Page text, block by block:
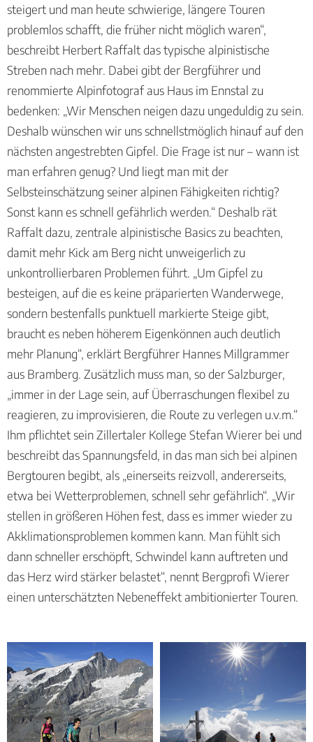
steigert und man heute schwierige, längere Touren
problemlos schafft, die früher nicht möglich waren“,
beschreibt Herbert Raffalt das typische alpinistische
Streben nach mehr. Dabei gibt der Bergführer und
renommierte Alpinfotograf aus Haus im Ennstal zu
bedenken: „Wir Menschen neigen dazu ungeduldig zu sein.
Deshalb wünschen wir uns schnellstmöglich hinauf auf den
nächsten angestrebten Gipfel. Die Frage ist nur – wann ist
man erfahren genug? Und liegt man mit der
Selbsteinschätzung seiner alpinen Fähigkeiten richtig?
Sonst kann es schnell gefährlich werden.“ Deshalb rät
Raffalt dazu, zentrale alpinistische Basics zu beachten,
damit mehr Kick am Berg nicht unweigerlich zu
unkontrollierbaren Problemen führt. „Um Gipfel zu
besteigen, auf die es keine präparierten Wanderwege,
sondern bestenfalls punktuell markierte Steige gibt,
braucht es neben höherem Eigenkönnen auch deutlich
mehr Planung“, erklärt Bergführer Hannes Millgrammer
aus Bramberg. Zusätzlich muss man, so der Salzburger,
„immer in der Lage sein, auf Überraschungen flexibel zu
reagieren, zu improvisieren, die Route zu verlegen u.v.m.“
Ihm pflichtet sein Zillertaler Kollege Stefan Wierer bei und
beschreibt das Spannungsfeld, in das man sich bei alpinen
Bergtouren begibt, als „einerseits reizvoll, andererseits,
etwa bei Wetterproblemen, schnell sehr gefährlich“. „Wir
stellen in größeren Höhen fest, dass es immer wieder zu
Akklimationsproblemen kommen kann. Man fühlt sich
dann schneller erschöpft, Schwindel kann auftreten und
das Herz wird stärker belastet“, nennt Bergprofi Wierer
einen unterschätzten Nebeneffekt ambitionierter Touren.